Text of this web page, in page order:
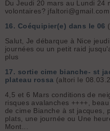
Du Jeudi 20 mars au Lundi 24
volontaires?
16. Coéquipier(e) dans le 06
Salut, Je débarque à Nice
journées ou un petit raid
plus
17. sortie cime bianche- st
plateau rossa (altori le
4,5 et 6 Mars conditions de
risques avalanches ++++,
de cime Bianche à st jacques,
plats, une journée ou Une
Mont...